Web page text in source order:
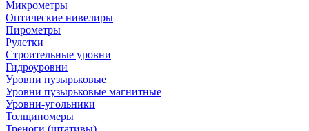
Микрометры
Оптические нивелиры
Пирометры
Рулетки
Строительные уровни
Гидроуровни
Уровни пузырьковые
Уровни пузырьковые магнитные
Уровни-угольники
Толщиномеры
Треноги (штативы)